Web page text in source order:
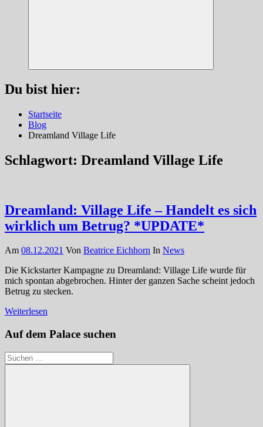
Suchen
Du bist hier:
Startseite
Blog
Dreamland Village Life
Schlagwort: Dreamland Village Life
Dreamland: Village Life – Handelt es sich
wirklich um Betrug? *UPDATE*
Am 08.12.2021 Von Beatrice Eichhorn In News
Die Kickstarter Kampagne zu Dreamland: Village Life wurde für
mich spontan abgebrochen. Hinter der ganzen Sache scheint jedoch
Betrug zu stecken.
Weiterlesen
Auf dem Palace suchen
Suchen
nach: